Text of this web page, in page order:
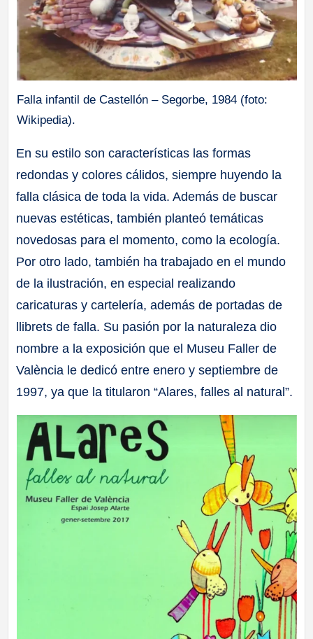
Falla infantil de Castellón – Segorbe, 1984 (foto:
Wikipedia).
En su estilo son características las formas
redondas y colores cálidos, siempre huyendo la
falla clásica de toda la vida. Además de buscar
nuevas estéticas, también planteó temáticas
novedosas para el momento, como la ecología.
Por otro lado, también ha trabajado en el mundo
de la ilustración, en especial realizando
caricaturas y cartelería, además de portadas de
llibrets de falla. Su pasión por la naturaleza dio
nombre a la exposición que el Museu Faller de
València le dedicó entre enero y septiembre de
1997, ya que la titularon “Alares, falles al natural”.